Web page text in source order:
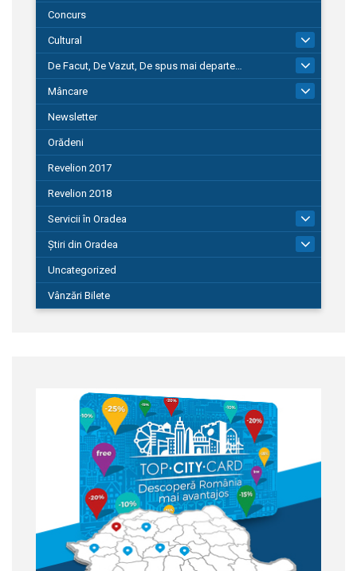
Concurs
Cultural
De Facut, De Vazut, De spus mai departe…
580
Mâncare
Newsletter
Orădeni
Revelion 2017
Revelion 2018
Servicii în Oradea
Știri din Oradea
Uncategorized
Vânzări Bilete